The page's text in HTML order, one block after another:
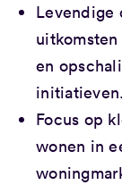
Levendige
en
initiatieven.
Focus op
wonen in